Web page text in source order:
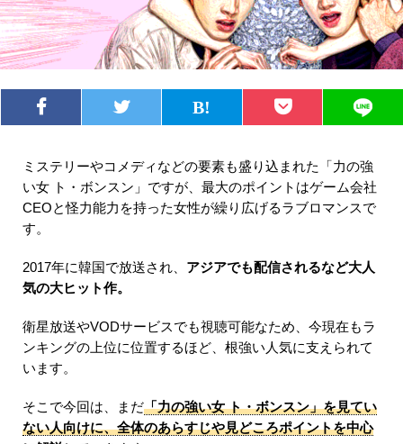
ミステリーやコメディなどの要素も盛り込まれた「力の強
い女 ト・ボンスン」ですが、最大のポイントはゲーム会社
CEOと怪力能力を持った女性が繰り広げるラブロマンスで
す。
2017年に韓国で放送され、 アジアでも配信されるなど大人
気の大ヒット作。
衛星放送やVODサービスでも視聴可能なため、今現在もラ
ンキングの上位に位置するほど、根強い人気に支えられて
います。
そこで今回は、まだ「力の強い女 ト・ボンスン」を見てい
ない人向けに、全体のあらすじや見どころポイントを中心